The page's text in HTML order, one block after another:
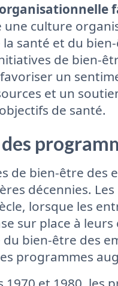
une culture
santé et du
de bien-
un
et un
de santé.
de bien-être des
décennies.
lorsque les
sur place à
bien-être des
programmes